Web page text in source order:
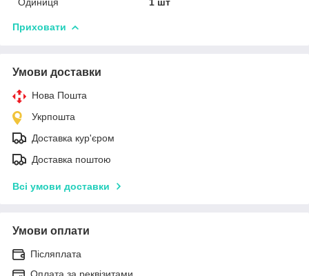
Приховати
Умови доставки
Нова Пошта
Укрпошта
Доставка кур'єром
Доставка поштою
Всі умови доставки
Умови оплати
Післяплата
Оплата за реквізитами